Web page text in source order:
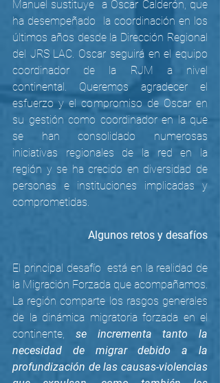
Manuel sustituye  a Óscar Calderón, que
ha desempeñado  la coordinación en los
últimos años desde la Dirección Regional
del JRS LAC. Oscar seguirá en el equipo
coordinador de la RJM a nivel
continental. Queremos agradecer el
esfuerzo y el compromiso de Oscar en
su gestión como coordinador en la que
se han consolidado numerosas
iniciativas regionales de la red en la
región y se ha crecido en diversidad de
personas e instituciones implicadas y
comprometidas.
Algunos retos y desafíos
El principal desafío  está en la realidad de
la Migración Forzada que acompañamos.
La región comparte los rasgos generales
de la dinámica migratoria forzada en el
continente, se incrementa tanto la
necesidad de migrar debido a la
profundización de las causas-violencias